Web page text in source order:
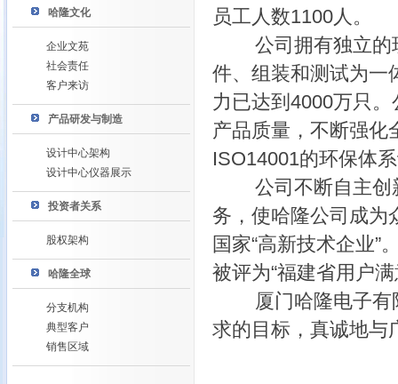
哈隆文化
企业文苑
社会责任
客户来访
产品研发与制造
设计中心架构
设计中心仪器展示
投资者关系
股权架构
哈隆全球
分支机构
典型客户
销售区域
员工人数1100人。
公司拥有独立的现
件、组装和测试为一
力已达到4000万只
产品质量，不断强化
ISO14001的环保体
公司不断自主创新
务，使哈隆公司成为
国家“高新技术企业”
被评为“福建省用户
厦门哈隆电子有限
求的目标，真诚地与